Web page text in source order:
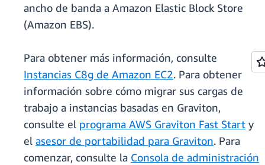
ancho de banda a Amazon Elastic Block Store
(Amazon EBS).
Para obtener más información, consulte
Instancias C8g de Amazon EC2. Para obtener
información sobre cómo migrar sus cargas de
trabajo a instancias basadas en Graviton,
consulte el programa AWS Graviton Fast Start y
el asesor de portabilidad para Graviton. Para
comenzar, consulte la Consola de administración